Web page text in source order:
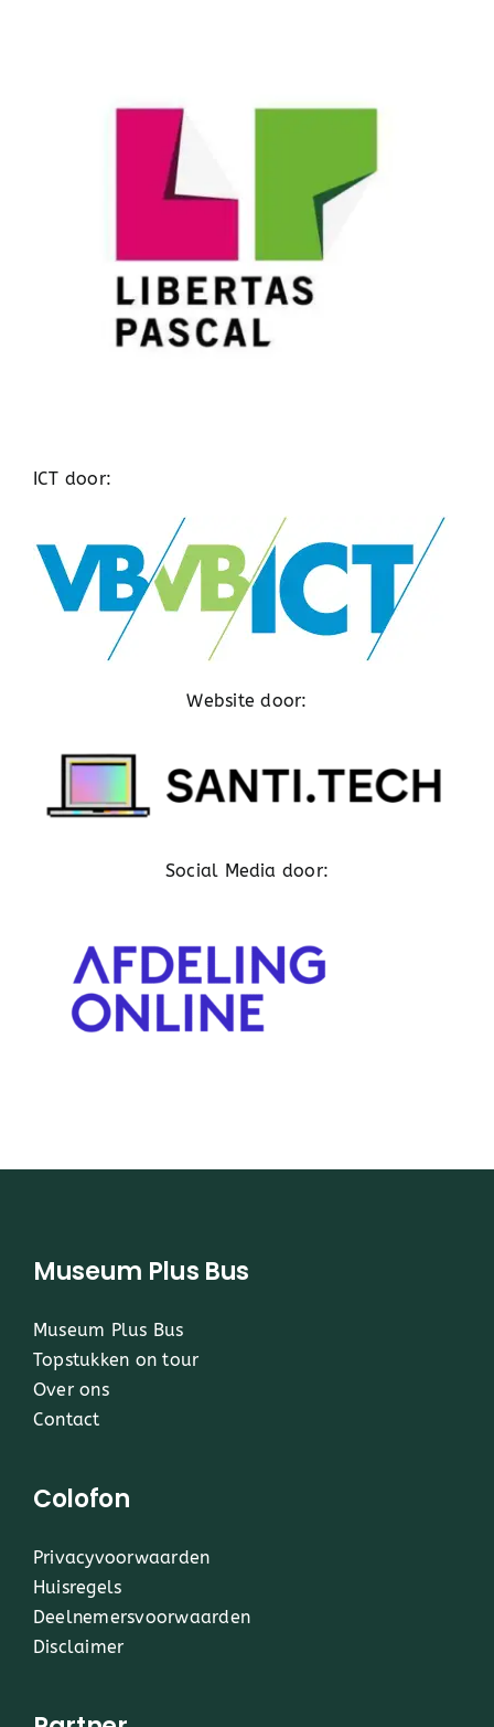
ICT door:
Website door:
Social Media door:
Museum Plus Bus
Museum Plus Bus
Topstukken on tour
Over ons
Contact
Colofon
Privacyvoorwaarden
Huisregels
Deelnemersvoorwaarden
Disclaimer